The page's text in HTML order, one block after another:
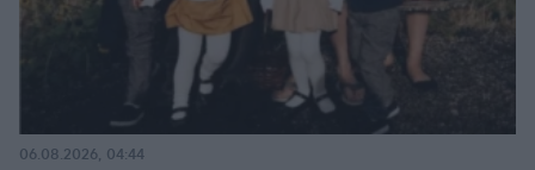
06.08.2026, 04:44